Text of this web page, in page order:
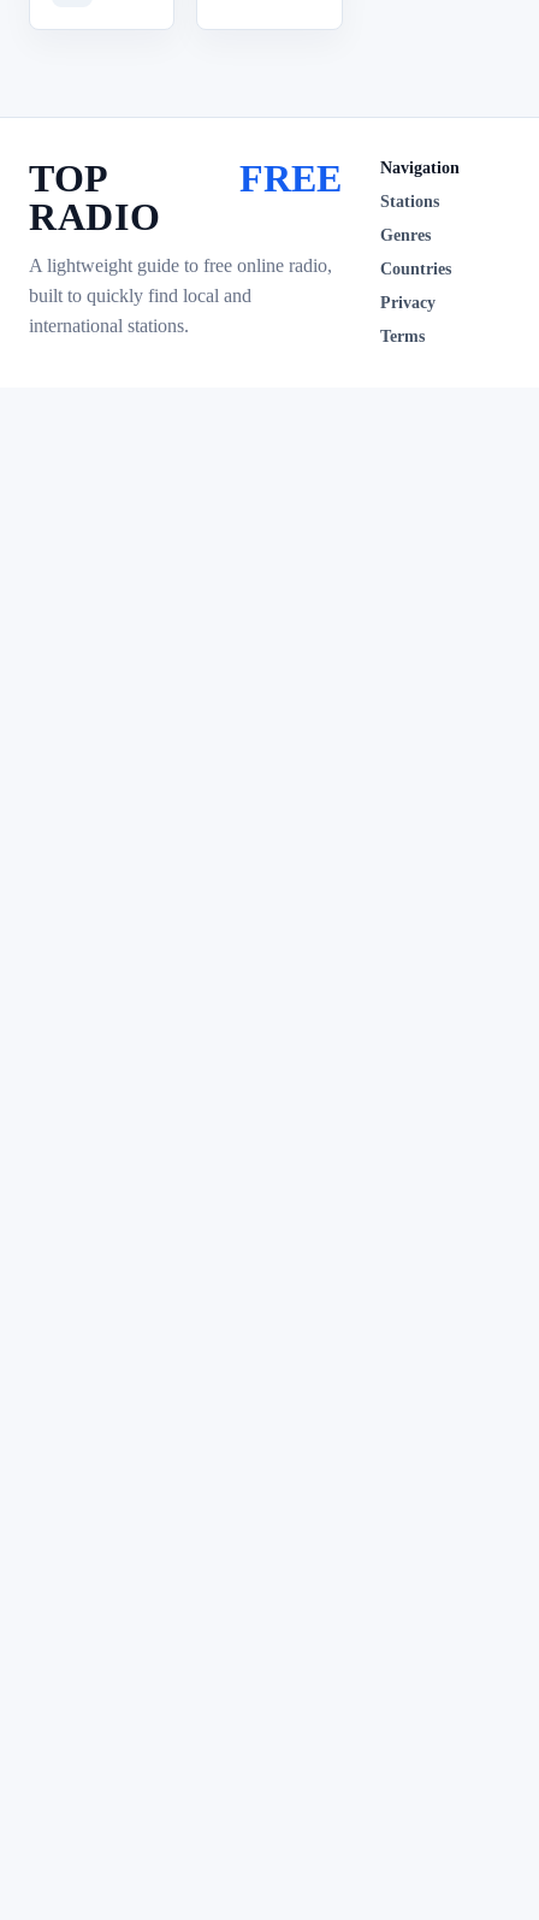
TOP
RADIO
FREE
A lightweight guide to free online radio,
built to quickly find local and
international stations.
Navigation
Stations
Genres
Countries
Privacy
Terms